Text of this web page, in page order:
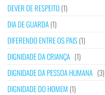
DEVER DE RESPEITO (1)
DIA DE GUARDA(1)
DIFERENDO ENTRE OS PAIS(1)
DIGNIDADE DA CRIANÇA (1)
DIGNIDADE DA PESSOA HUMANA (3)
DIGNIDADE DO HOMEM (1)